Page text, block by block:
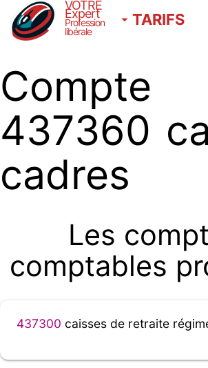
VOTRE
Expert
Profession
libérale
TARIFS
Compte
437360
cadres
Les
comptables
437300 caisses de retraite